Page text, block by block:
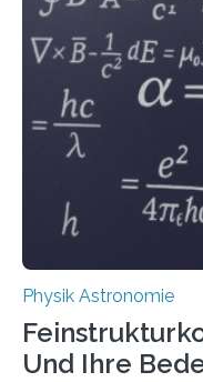
Physik Astronomie
Und Ihre